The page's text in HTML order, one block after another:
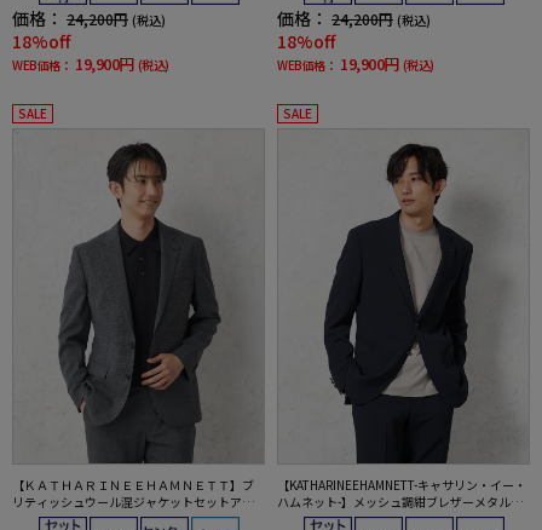
価格： 24,200円 (税込)
18%off
WEB価格： 19,900円 (税込)
価格： 24,200円 (税込)
18%off
WEB価格： 19,900円 (税込)
SALE
【ＫＡＴＨＡＲＩＮＥＥＨＡＭＮＥＴＴ】ブ
リティッシュウール混ジャケットセットアッ
プ対応春夏
SALE
【KATHARINEEHAMNETT-キャサリン・イー・
ハムネット-】メッシュ調紺ブレザーメタルボ
タン【セットアップ商品有】軽量イージーケ